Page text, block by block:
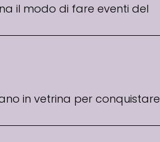
il modo di fare eventi del
in vetrina per conquistare